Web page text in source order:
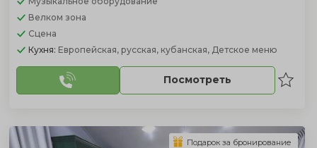
Велком зона
Сцена
Кухня: Европейская, русская, кубанская, Детское меню
Посмотреть
Подарок за бронирование